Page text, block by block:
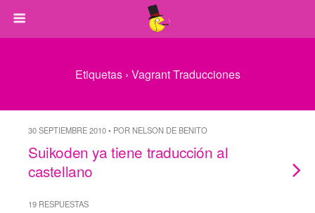
Etiquetas › Vagrant Traducciones
30 SEPTIEMBRE 2010 • POR NELSON DE BENITO
Suikoden ya tiene traducción al
castellano
19 RESPUESTAS